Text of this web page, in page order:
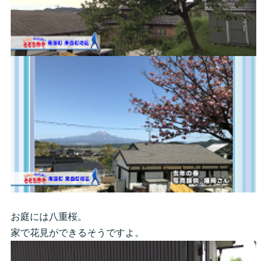
お庭には八重桜。
家で花見ができるそうですよ。